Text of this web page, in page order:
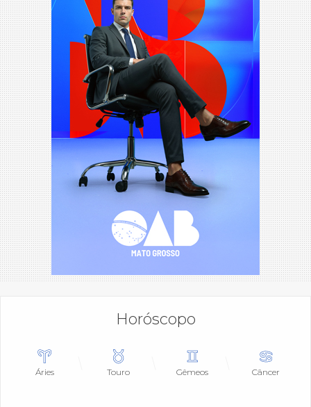
Horóscopo
Áries Touro Gêmeos Câncer